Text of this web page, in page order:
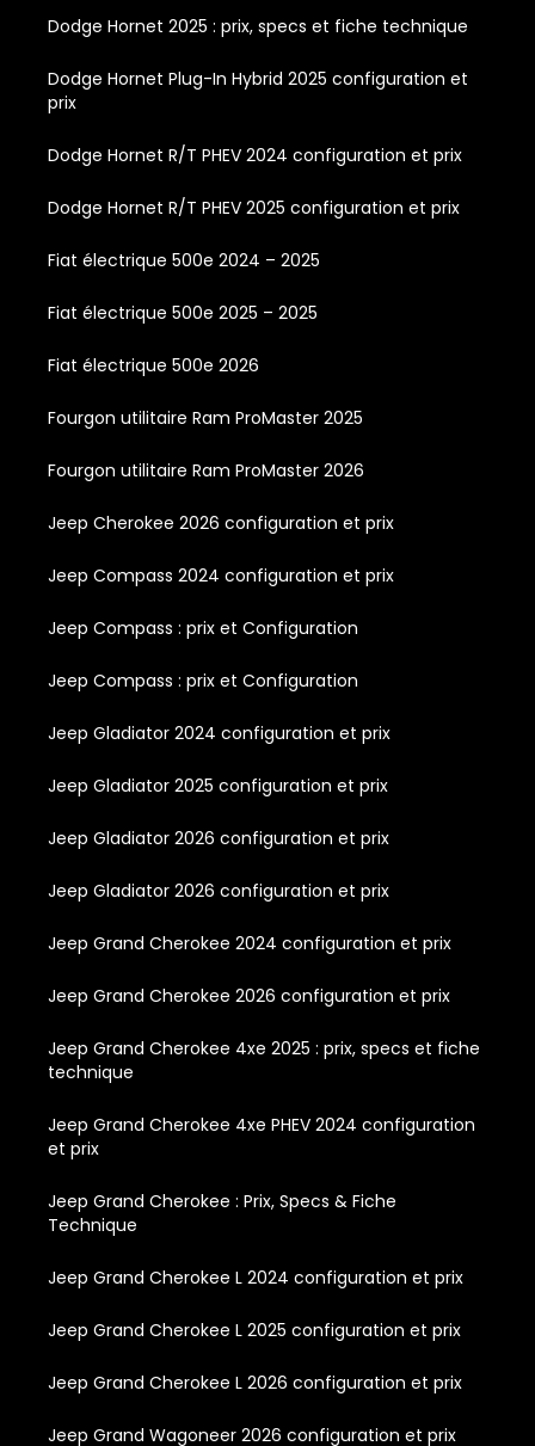
Dodge Hornet 2025 : prix, specs et fiche technique
Dodge Hornet Plug-In Hybrid 2025 configuration et
prix
Dodge Hornet R/T PHEV 2024 configuration et prix
Dodge Hornet R/T PHEV 2025 configuration et prix
Fiat électrique 500e 2024 – 2025
Fiat électrique 500e 2025 – 2025
Fiat électrique 500e 2026
Fourgon utilitaire Ram ProMaster 2025
Fourgon utilitaire Ram ProMaster 2026
Jeep Cherokee 2026 configuration et prix
Jeep Compass 2024 configuration et prix
Jeep Compass : prix et Configuration
Jeep Compass : prix et Configuration
Jeep Gladiator 2024 configuration et prix
Jeep Gladiator 2025 configuration et prix
Jeep Gladiator 2026 configuration et prix
Jeep Gladiator 2026 configuration et prix
Jeep Grand Cherokee 2024 configuration et prix
Jeep Grand Cherokee 2026 configuration et prix
Jeep Grand Cherokee 4xe 2025 : prix, specs et fiche
technique
Jeep Grand Cherokee 4xe PHEV 2024 configuration
et prix
Jeep Grand Cherokee : Prix, Specs & Fiche
Technique
Jeep Grand Cherokee L 2024 configuration et prix
Jeep Grand Cherokee L 2025 configuration et prix
Jeep Grand Cherokee L 2026 configuration et prix
Jeep Grand Wagoneer 2026 configuration et prix